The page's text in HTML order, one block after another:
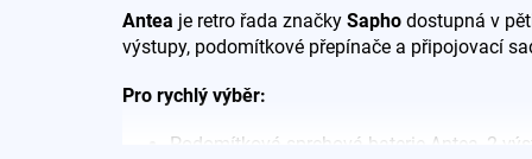
Antea je retro řada značky Sapho dostupná v
výstupy, podomítkové přepínače a připojovací
Pro rychlý výběr:
Podomítková sprchová baterie Antea, 2